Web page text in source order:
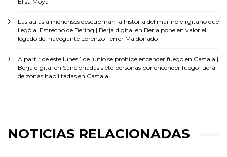
Las aulas almerienses descubrirán la historia del marino virgitano que
llegó al Estrecho de Bering | Berja digital en Berja pone en valor el
legado del navegante Lorenzo Ferrer Maldonado
A partir de este lunes 1 de junio se prohíbe encender fuego en Castala |
Berja digital en Sancionadas siete personas por encender fuego fuera
de zonas habilitadas en Castala
NOTICIAS RELACIONADAS